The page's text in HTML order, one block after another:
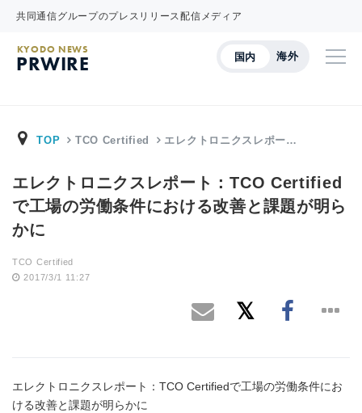
共同通信グループのプレスリリース配信メディア
国内 海外
KYODO NEWS
PRWIRE
TOP TCO Certified エレクトロニクスレポー…
エレクトロニクスレポート：TCO Certified
で工場の労働条件における改善と課題が明ら
かに
TCO Certified
2017/3/1 11:27
エレクトロニクスレポート：TCO Certifiedで工場の労働条件にお
ける改善と課題が明らかに